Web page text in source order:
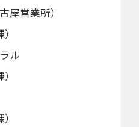
屋営業所）
ル